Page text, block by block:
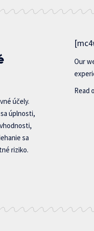
účely.
úplnosti,
sa
riziko.
Our
Read